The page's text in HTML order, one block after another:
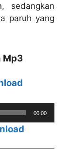
sedangkan
paruh yang
Mp3
00:00